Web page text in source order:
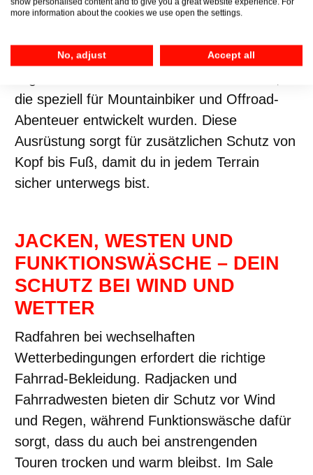
Palette an Helmen für jede Art von Radfahren
MTB-Helm für anspruchsvolle Trails.
die speziell für Mountainbiker und Offroad-
Abenteuer entwickelt wurden. Diese
Ausrüstung sorgt für zusätzlichen Schutz von
Kopf bis Fuß, damit du in jedem Terrain
sicher unterwegs bist.
JACKEN, WESTEN UND
FUNKTIONSWÄSCHE – DEIN
SCHUTZ BEI WIND UND
WETTER
Radfahren bei wechselhaften
Wetterbedingungen erfordert die richtige
Fahrrad-Bekleidung. Radjacken und
Fahrradwesten bieten dir Schutz vor Wind
und Regen, während Funktionswäsche dafür
sorgt, dass du auch bei anstrengenden
Touren trocken und warm bleibst. Im Sale
more information about the cookies we use open the settings.
No, adjust Accept all